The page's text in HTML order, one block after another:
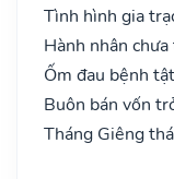
Tình hình gia
Hành nhân
Ốm đau bệnh
Buôn bán vốn
Tháng Giêng